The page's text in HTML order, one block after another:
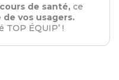
de santé, ce
vos usagers.
ÉQUIP’ !